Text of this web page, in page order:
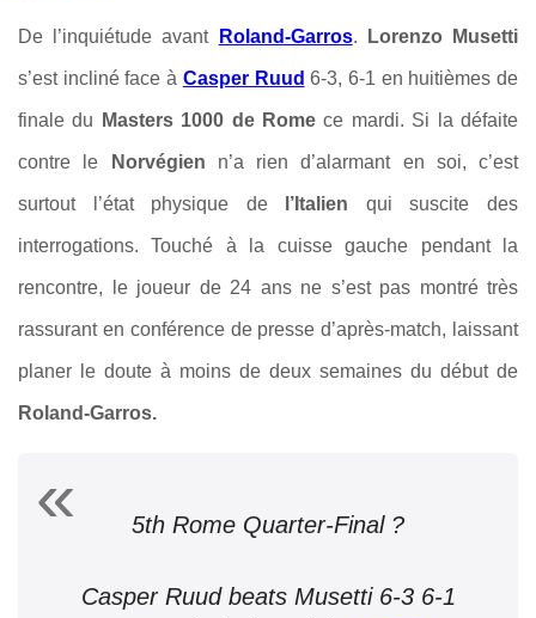
De l’inquiétude avant Roland-Garros. Lorenzo Musetti
s’est incliné face à Casper Ruud 6-3, 6-1 en huitièmes de
finale du Masters 1000 de Rome ce mardi. Si la défaite
contre le Norvégien n’a rien d’alarmant en soi, c’est
surtout l’état physique de l’Italien qui suscite des
interrogations. Touché à la cuisse gauche pendant la
rencontre, le joueur de 24 ans ne s’est pas montré très
rassurant en conférence de presse d’après-match, laissant
planer le doute à moins de deux semaines du début de
Roland-Garros.
5th Rome Quarter-Final ?
Casper Ruud beats Musetti 6-3 6-1